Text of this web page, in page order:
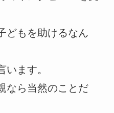
どもを助けるなん
います。
なら当然のことだ